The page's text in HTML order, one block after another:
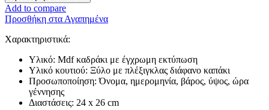
Γέννησης
σε
Κουτί
ποσότητα
Add to compare
Προσθήκη στα Αγαπημένα
Χαρακτηριστικά:
Υλικό: Μdf καδράκι με έγχρωμη εκτύπωση
Υλικό κουτιού: Ξύλο με πλέξιγκλας διάφανο καπάκι
Προσωποποίηση: Όνομα, ημερομηνία, βάρος, ύψος, ώρα
γέννησης
Διαστάσεις: 24 x 26 cm